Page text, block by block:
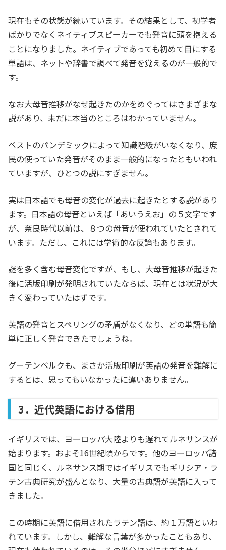
現在もその状態が続いています。その結果として、初学者
ばかりでなくネイティブスピーカーでも発音に頭を抱える
ことになりました。ネイティブであっても初めて目にする
単語は、ネットや辞書で調べて発音を覚えるのが一般的で
す。
なお大母音推移がなぜ起きたのかをめぐってはさまざまな
説があり、未だに本当のところはわかっていません。
ペストのパンデミックによって知識階級がいなくなり、庶
民の使っていた発音がそのまま一般的になったともいわれ
ていますが、ひとつの説にすぎません。
実は日本語でも母音の変化が過去に起きたとする説があり
ます。日本語の母音といえば「あいうえお」の５文字です
が、奈良時代以前は、８つの母音が使われていたとされて
います。ただし、これには学術的な反論もあります。
謎を多く含む母音変化ですが、もし、大母音推移が起きた
後に活版印刷が発明されていたならば、現在とは状況が大
きく変わっていたはずです。
英語の発音とスペリングの矛盾がなくなり、どの単語も簡
単に正しく発音できたでしょうね。
グーテンベルクも、まさか活版印刷が英語の発音を難解に
するとは、思ってもいなかったに違いありません。
3．近代英語における借用
イギリスでは、ヨーロッパ大陸よりも遅れてルネサンスが
始まります。およそ16世紀頃からです。他のヨーロッパ諸
国と同じく、ルネサンス期ではイギリスでもギリシア・ラ
テン古典研究が盛んとなり、大量の古典語が英語に入って
きました。
この時期に英語に借用されたラテン語は、約１万語といわ
れています。しかし、難解な言葉が多かったこともあり、